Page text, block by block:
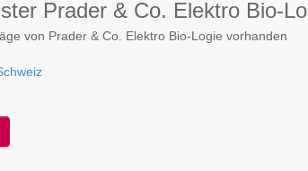
Prader & Co. Elektro Bio-
von Prader & Co. Elektro Bio-Logie vorhanden